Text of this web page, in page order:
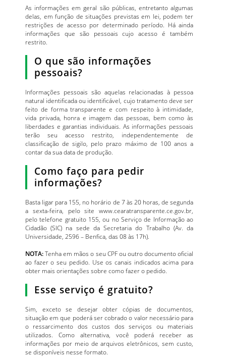
As informações em geral são públicas, entretanto algumas
delas, em função de situações previstas em lei, podem ter
restrições de acesso por determinado período. Há ainda
informações que são pessoais cujo acesso é também
restrito.
O que são informações
pessoais?
Informações pessoais são aquelas relacionadas à pessoa
natural identificada ou identificável, cujo tratamento deve ser
feito de forma transparente e com respeito à intimidade,
vida privada, honra e imagem das pessoas, bem como às
liberdades e garantias individuais. As informações pessoais
terão seu acesso restrito, independentemente de
classificação de sigilo, pelo prazo máximo de 100 anos a
contar da sua data de produção.
Como faço para pedir
informações?
Basta ligar para 155, no horário de 7 às 20 horas, de segunda
a sexta-feira, pelo site www.cearatransparente.ce.gov.br,
pelo telefone gratuito 155, ou no Serviço de Informação ao
Cidadão (SIC) na sede da Secretaria do Trabalho (Av. da
Universidade, 2596 – Benfica, das 08 às 17h).
NOTA:Tenha em mãos o seu CPF ou outro documento oficial
ao fazer o seu pedido. Use os canais indicados acima para
obter mais orientações sobre como fazer o pedido.
Esse serviço é gratuito?
Sim, exceto se desejar obter cópias de documentos,
situação em que poderá ser cobrado o valor necessário para
o ressarcimento dos custos dos serviços ou materiais
utilizados. Como alternativa, você poderá receber as
informações por meio de arquivos eletrônicos, sem custo,
se disponíveis nesse formato.